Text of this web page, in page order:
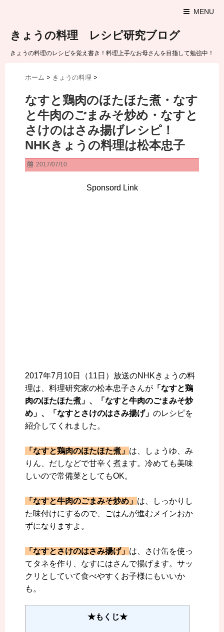
MENU
きょうの料理 レシピ研究ブログ
きょうの料理のレシピを覚え書き！料理上手なお母さんを目指して勉強中！
ホーム > きょうの料理 >
なすと鶏肉のほたほた煮・なす
と牛肉のごまみそ炒め・なすと
さけのはさみ揚げレシピ！
NHKきょうの料理は松本忠子
2017/07/10
Sponsord Link
2017年7月10日（11日）放送のNHKきょうの料
理は、料理研究家の松本忠子さんが 「なすと鶏
肉のほたほた煮」、「なすと牛肉のごまみそ炒
め」、「なすとさけのはさみ揚げ」 のレシピを
紹介してくれました。
「なすと鶏肉のほたほた煮」 は、しょうゆ、み
りん、だしなどで甘辛く煮ます。冷めても美味
しいので常備菜としてもOK。
「なすと牛肉のごまみそ炒め」 は、
しっかりし
た味付けにするので、ごはんが進むメインおか
ずになりますよ。
「なすとさけのはさみ揚げ」 は、さけ缶を使っ
てタネを作り、なすにはさんで揚げます。サッ
クリとしていて食べやすくお子様にもいいか
も。
★もくじ★